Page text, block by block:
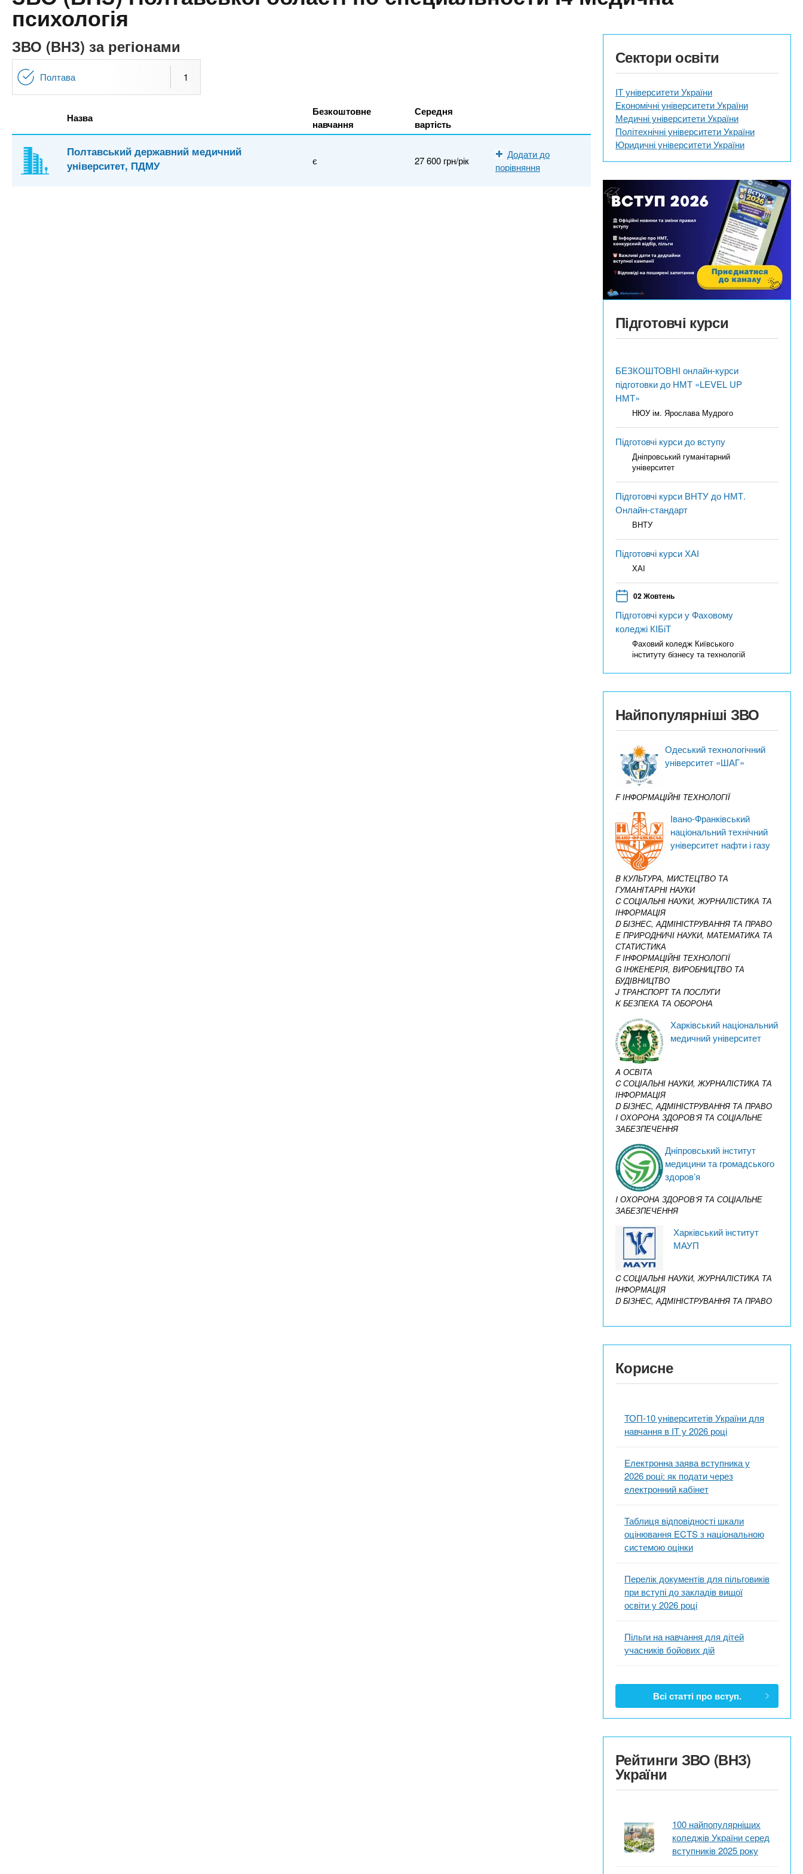
n
t
s
.
i
n
и
х
з
а
к
л
і
психологія
ЗВО (ВНЗ) за регіонами
Полтава 1
Назва
Безкоштовне
навчання
Середня
вартість
Полтавський державний медичний
університет, ПДМУ
є 27 600 грн/рік
Додати до
порівняння
Сектори освіти
IT університети України
Економічні університети України
Медичні університети України
Політехнічні університети України
Юридичні університети України
Підготовчі курси
БЕЗКОШТОВНІ онлайн-курси
підготовки до НМТ «LEVEL UP
НМТ»
НЮУ ім. Ярослава Мудрого
Підготовчі курси до вступу
Дніпровський гуманітарний
університет
Підготовчі курси ВНТУ до НМТ.
Онлайн-стандарт
ВНТУ
Підготовчі курси ХАІ
ХАІ
02 Жовтень
Підготовчі курси у Фаховому
коледжі КІБіТ
Фаховий коледж Київського
інституту бізнесу та технологій
Найпопулярніші ЗВО
Одеський технологічний
університет «ШАГ»
F ІНФОРМАЦІЙНІ ТЕХНОЛОГІЇ
Івано-Франківський
національний технічний
університет нафти і газу
B КУЛЬТУРА, МИСТЕЦТВО ТА
ГУМАНІТАРНІ НАУКИ
C СОЦІАЛЬНІ НАУКИ, ЖУРНАЛІСТИКА ТА
ІНФОРМАЦІЯ
D БІЗНЕС, АДМІНІСТРУВАННЯ ТА ПРАВО
E ПРИРОДНИЧІ НАУКИ, МАТЕМАТИКА ТА
СТАТИСТИКА
F ІНФОРМАЦІЙНІ ТЕХНОЛОГІЇ
G ІНЖЕНЕРІЯ, ВИРОБНИЦТВО ТА
БУДІВНИЦТВО
J ТРАНСПОРТ ТА ПОСЛУГИ
K БЕЗПЕКА ТА ОБОРОНА
Харківський національний
медичний університет
A ОСВІТА
C СОЦІАЛЬНІ НАУКИ, ЖУРНАЛІСТИКА ТА
ІНФОРМАЦІЯ
D БІЗНЕС, АДМІНІСТРУВАННЯ ТА ПРАВО
I ОХОРОНА ЗДОРОВ’Я ТА СОЦІАЛЬНЕ
ЗАБЕЗПЕЧЕННЯ
Дніпровський інститут
медицини та громадського
здоров’я
I ОХОРОНА ЗДОРОВ’Я ТА СОЦІАЛЬНЕ
ЗАБЕЗПЕЧЕННЯ
Харківський інститут
МАУП
C СОЦІАЛЬНІ НАУКИ, ЖУРНАЛІСТИКА ТА
ІНФОРМАЦІЯ
D БІЗНЕС, АДМІНІСТРУВАННЯ ТА ПРАВО
Корисне
ТОП-10 університетів України для
навчання в ІТ у 2026 році
Електронна заява вступника у
2026 році: як подати через
електронний кабінет
Таблиця відповідності шкали
оцінювання ECTS з національною
системою оцінки
Перелік документів для пільговиків
при вступі до закладів вищої
освіти у 2026 році
Пільги на навчання для дітей
учасників бойових дій
Всі статті про вступ.
Рейтинги ЗВО (ВНЗ)
України
100 найпопулярніших
коледжів України серед
вступників 2025 року